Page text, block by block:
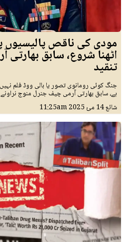
مودی کی ناقص پالیسیوں
اٹھنا شروع، سابق
تنقید
جنگ کوئی رومانوی تصور یا بالی ووڈ فلم
ہے، سابق بھارتی آرمی چیف جنرل منوج نراونے
شائع14 مئ 2025 11:25am